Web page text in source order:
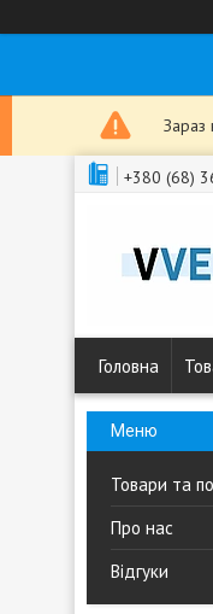
Зараз
+380 (68)
Головна
Товари та
Про нас
Відгуки